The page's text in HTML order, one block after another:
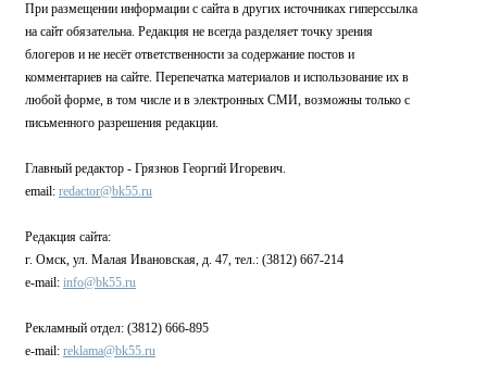
При размещении информации с сайта в других источниках гиперссылка
на сайт обязательна. Редакция не всегда разделяет точку зрения
блогеров и не несёт ответственности за содержание постов и
комментариев на сайте. Перепечатка материалов и использование их в
любой форме, в том числе и в электронных СМИ, возможны только с
письменного разрешения редакции.
Главный редактор - Грязнов Георгий Игоревич.
email: redactor@bk55.ru
Редакция сайта:
г. Омск, ул. Малая Ивановская, д. 47, тел.: (3812) 667-214
e-mail: info@bk55.ru
Рекламный отдел: (3812) 666-895
e-mail: reklama@bk55.ru